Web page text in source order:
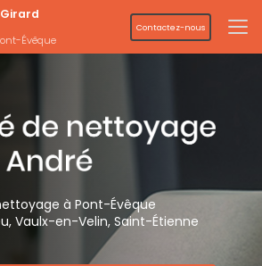
Évêque
Contactez-nous
à Pont-Évêque
Vaulx-en-Velin, Saint-Étienne